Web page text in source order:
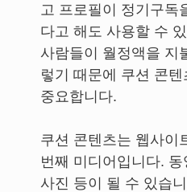
고 프로필이 정기구독
다고 해도 사용할 수
사람들이 월정액을 지
렇기 때문에 쿠션 콘
중요합니다.
쿠션 콘텐츠는 웹사이
번째 미디어입니다.
사진 등이 될 수 있습